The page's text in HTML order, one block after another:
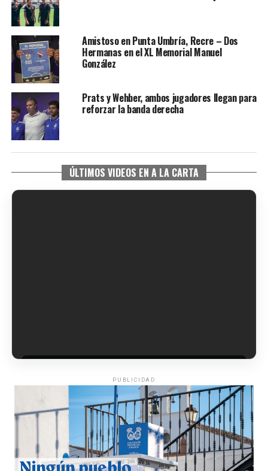
Amistoso en Punta Umbría, Recre – Dos
Hermanas en el XL Memorial Manuel
González
Prats y Wehber, ambos jugadores llegan para
reforzar la banda derecha
ÚLTIMOS VIDEOS EN A LA CARTA
QUINTA CORRIDA DE LAS FIESTAS COLOMBINAS
2026
PUBLICIDAD